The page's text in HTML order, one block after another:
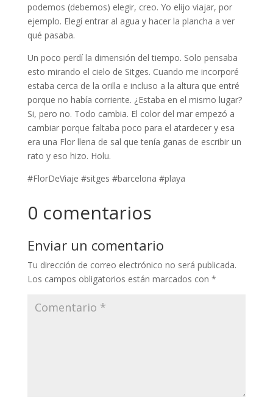
podemos (debemos) elegir, creo. Yo elijo viajar, por
ejemplo. Elegí entrar al agua y hacer la plancha a ver
qué pasaba.
Un poco perdí la dimensión del tiempo. Solo pensaba
esto mirando el cielo de Sitges. Cuando me incorporé
estaba cerca de la orilla e incluso a la altura que entré
porque no había corriente. ¿Estaba en el mismo lugar?
Si, pero no. Todo cambia. El color del mar empezó a
cambiar porque faltaba poco para el atardecer y esa
era una Flor llena de sal que tenía ganas de escribir un
rato y eso hizo. Holu.
#FlorDeViaje #sitges #barcelona #playa
0 comentarios
Enviar un comentario
Tu dirección de correo electrónico no será publicada.
Los campos obligatorios están marcados con *